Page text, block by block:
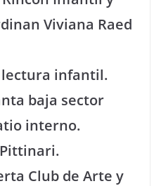
Viviana Raed
lectura infantil.
baja sector
interno.
Club de Arte y